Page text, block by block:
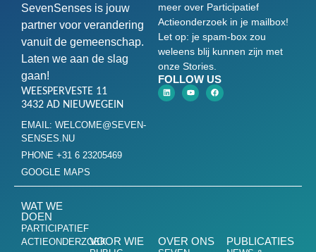
SevenSenses is jouw
partner voor verandering
vanuit de gemeenschap.
Laten we aan de slag
gaan!
WEESPERVESTE 11
3432 AD NIEUWEGEIN
EMAIL: WELCOME@SEVEN-
SENSES.NU
PHONE +31 6 23205469
GOOGLE MAPS
meer over Participatief
Actieonderzoek in je mailbox!
Let op: je spam-box zou
weleens blij kunnen zijn met
onze Stories.
FOLLOW US
WAT WE
DOEN
PARTICIPATIEF
ACTIEONDERZOEKVOOR WIE OVER ONS PUBLICATIES